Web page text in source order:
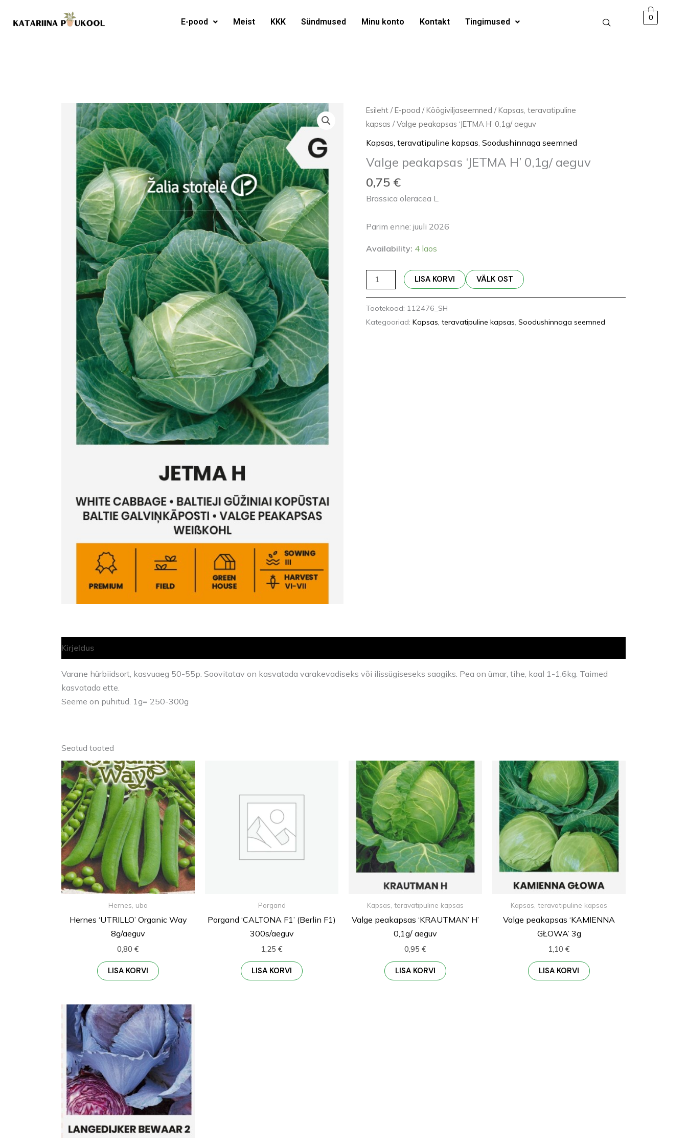
E-pood Meist KKK Sündmused Minu konto Kontakt Tingimused 0
Esileht /E-pood /Köögiviljaseemned /Kapsas, teravatipuline
kapsas / Valge peakapsas ‘JETMA H’ 0,1g/ aeguv
Kapsas, teravatipuline kapsas ,Soodushinnaga seemned
Valge peakapsas ‘JETMA H’ 0,1g/ aeguv
0,75 €
Brassica oleracea L.
Parim enne: juuli 2026
Availability: 4 laos
Valge
peakapsas
0,1g/
aeguv
LISA KORVI VÄLK OST
Tootekood: 112476_SH
Kategooriad:Kapsas, teravatipuline kapsas,Soodushinnaga seemned
Kirjeldus
Varane hürbiidsort, kasvuaeg 50-55p. Soovitatav on kasvatada varakevadiseks või ilissügiseseks saagiks. Pea on ümar, tihe, kaal 1-1,6kg. Taimed
kasvatada ette.
Seeme on puhitud. 1g= 250-300g
Seotud tooted
Hernes, uba
Hernes ‘UTRILLO’ Organic Way
8g/aeguv
0,80 €
LISA KORVI
Porgand
Porgand ‘CALTONA F1’ (Berlin F1)
300s/aeguv
1,25 €
LISA KORVI
Kapsas, teravatipuline kapsas
Valge peakapsas ‘KRAUTMAN’ H’
0,1g/ aeguv
0,95 €
LISA KORVI
Kapsas, teravatipuline kapsas
Valge peakapsas ‘KAMIENNA
GŁOWA’ 3g
1,10 €
LISA KORVI
0,1g/